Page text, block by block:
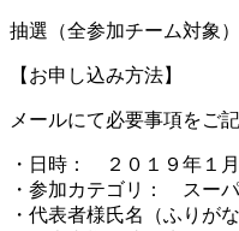
抽選（全参加チーム対象）
【お申し込み方法】
メールにて必要事項をご
・日時： ２０１９年１月
・参加カテゴリ： スー
・代表者様氏名（ふりがな